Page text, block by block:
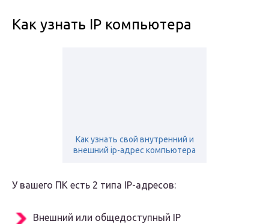
Как узнать IP компьютера
Как узнать свой внутренний и
внешний ip-адрес компьютера
У вашего ПК есть 2 типа IP-адресов:
Внешний или общедоступный IP